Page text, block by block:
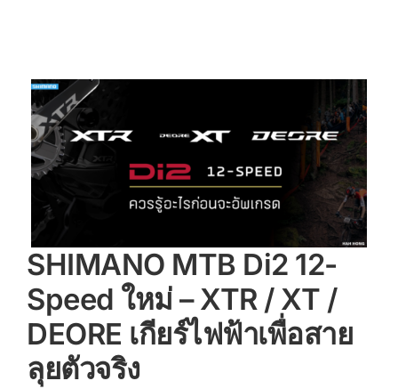
SHIMANO MTB Di2 12-
Speed ใหม่ – XTR / XT /
DEORE เกียร์ไฟฟ้าเพื่อสาย
ลุยตัวจริง